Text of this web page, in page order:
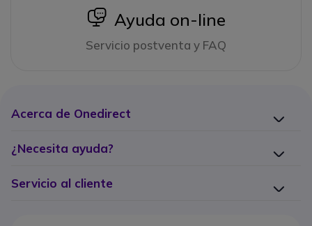
icon
Ayuda on-line
Servicio postventa y FAQ
Acerca de Onedirect
¿Necesita ayuda?
Servicio al cliente